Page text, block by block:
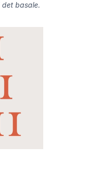
det basale.